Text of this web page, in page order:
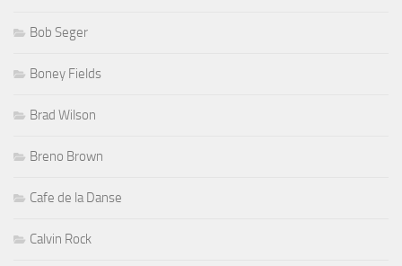
Bob Seger
Boney Fields
Brad Wilson
Breno Brown
Cafe de la Danse
Calvin Rock